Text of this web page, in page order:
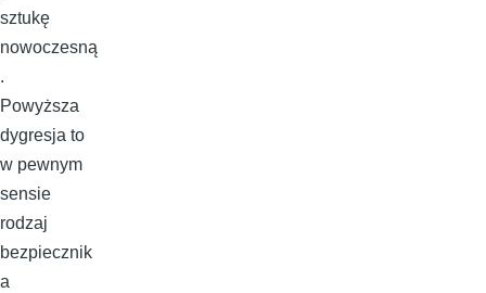
sztukę
nowoczesną
.
Powyższa
dygresja to
w pewnym
sensie
rodzaj
bezpiecznik
a